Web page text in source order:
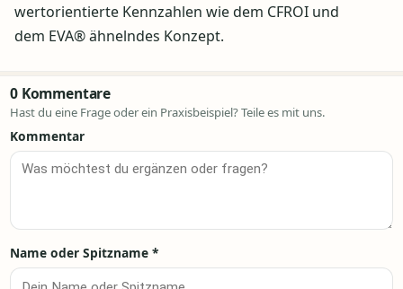
wertorientierte Kennzahlen wie dem CFROI und
dem EVA® ähnelndes Konzept.
0 Kommentare
Hast du eine Frage oder ein Praxisbeispiel? Teile es mit uns.
Kommentar
Name oder Spitzname *